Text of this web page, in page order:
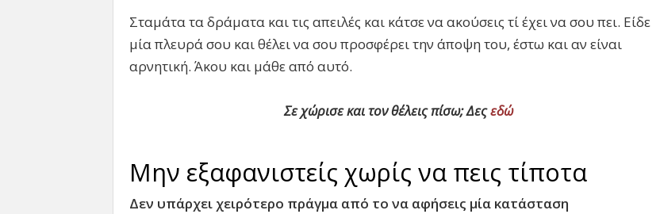
Σταμάτα τα δράματα και τις απειλές και κάτσε να ακούσεις τί έχει να σου πει. Είδε
μία πλευρά σου και θέλει να σου προσφέρει την άποψη του, έστω και αν είναι
αρνητική. Άκου και μάθε από αυτό.
Σε χώρισε και τον θέλεις πίσω; Δεςεδώ
Μην εξαφανιστείς χωρίς να πεις τίποτα
Δεν υπάρχει χειρότερο πράγμα από το να αφήσεις μία κατάσταση